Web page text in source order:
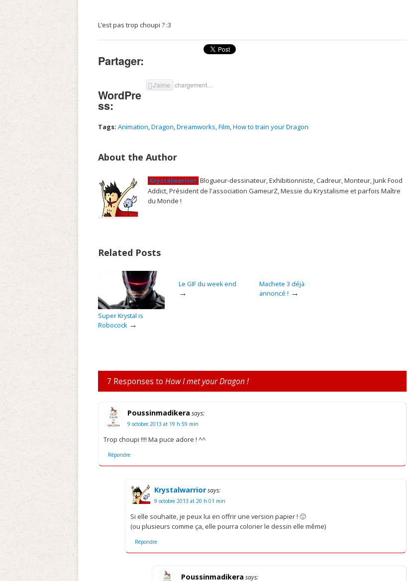
L’est pas trop choupi ? :3
Partager:
WordPre
ss:
J'aime chargement…
Tags: Animation,Dragon,Dreamworks,Film,How to train your Dragon
About the Author
Krystalwarrior Blogueur-dessinateur, Exhibitionniste, Cadreur, Monteur, Junk Food
Addict, Président de l'association GameurZ, Messie du Krystalisme et parfois Maître
du Monde !
Related Posts
Super Krystal is
Robocock →
Le GIF du week end
→
Machete 3 déjà
annoncé ! →
7 Responses to How I met your Dragon !
Poussinmadikera says:
9 octobre 2013 at 19 h 59 min
Trop choupi !!!! Ma puce adore ! ^^
Répondre
Krystalwarriorsays:
9 octobre 2013 at 20 h 01 min
Si elle souhaite, je peux lui en offrir une version papier ! 🙂
(ou plusieurs comme ça, elle pourra colorier le dessin elle même)
Répondre
Poussinmadikera says: